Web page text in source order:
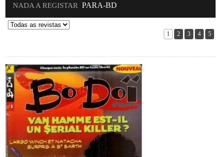
NADA A REGISTAR PARA-BD
1 2 3 4 5